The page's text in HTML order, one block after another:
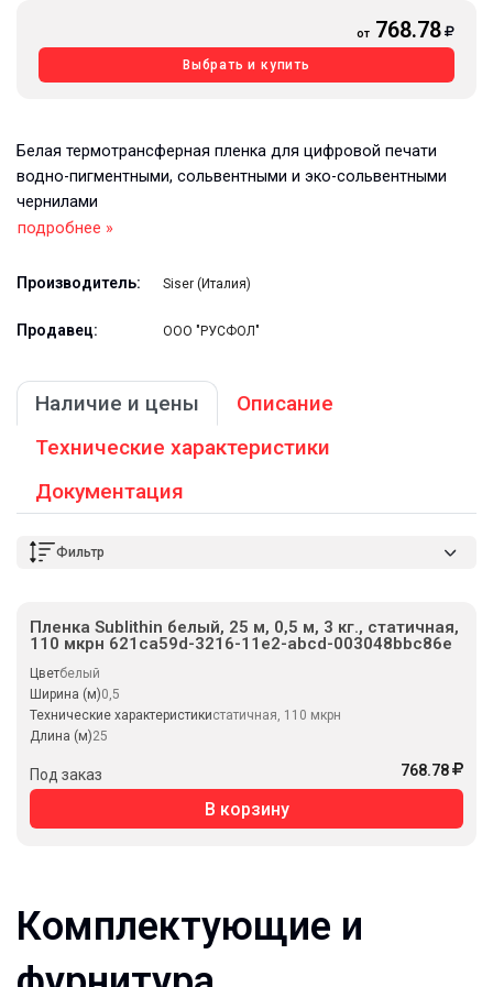
от 768.78
Выбрать и купить
Белая термотрансферная пленка для цифровой печати
водно-пигментными, сольвентными и эко-сольвентными
чернилами
подробнее »
Производитель: Siser (Италия)
Продавец: ООО "РУСФОЛ"
Наличие и цены
Описание
Технические характеристики
Документация
Фильтр
Пленка Sublithin белый, 25 м, 0,5 м, 3 кг., статичная,
110 мкрн 621ca59d-3216-11e2-abcd-003048bbc86e
Цветбелый
Ширина (м)0,5
Технические характеристикистатичная, 110 мкрн
Длина (м)25
Под заказ 768.78
В корзину
Комплектующие и